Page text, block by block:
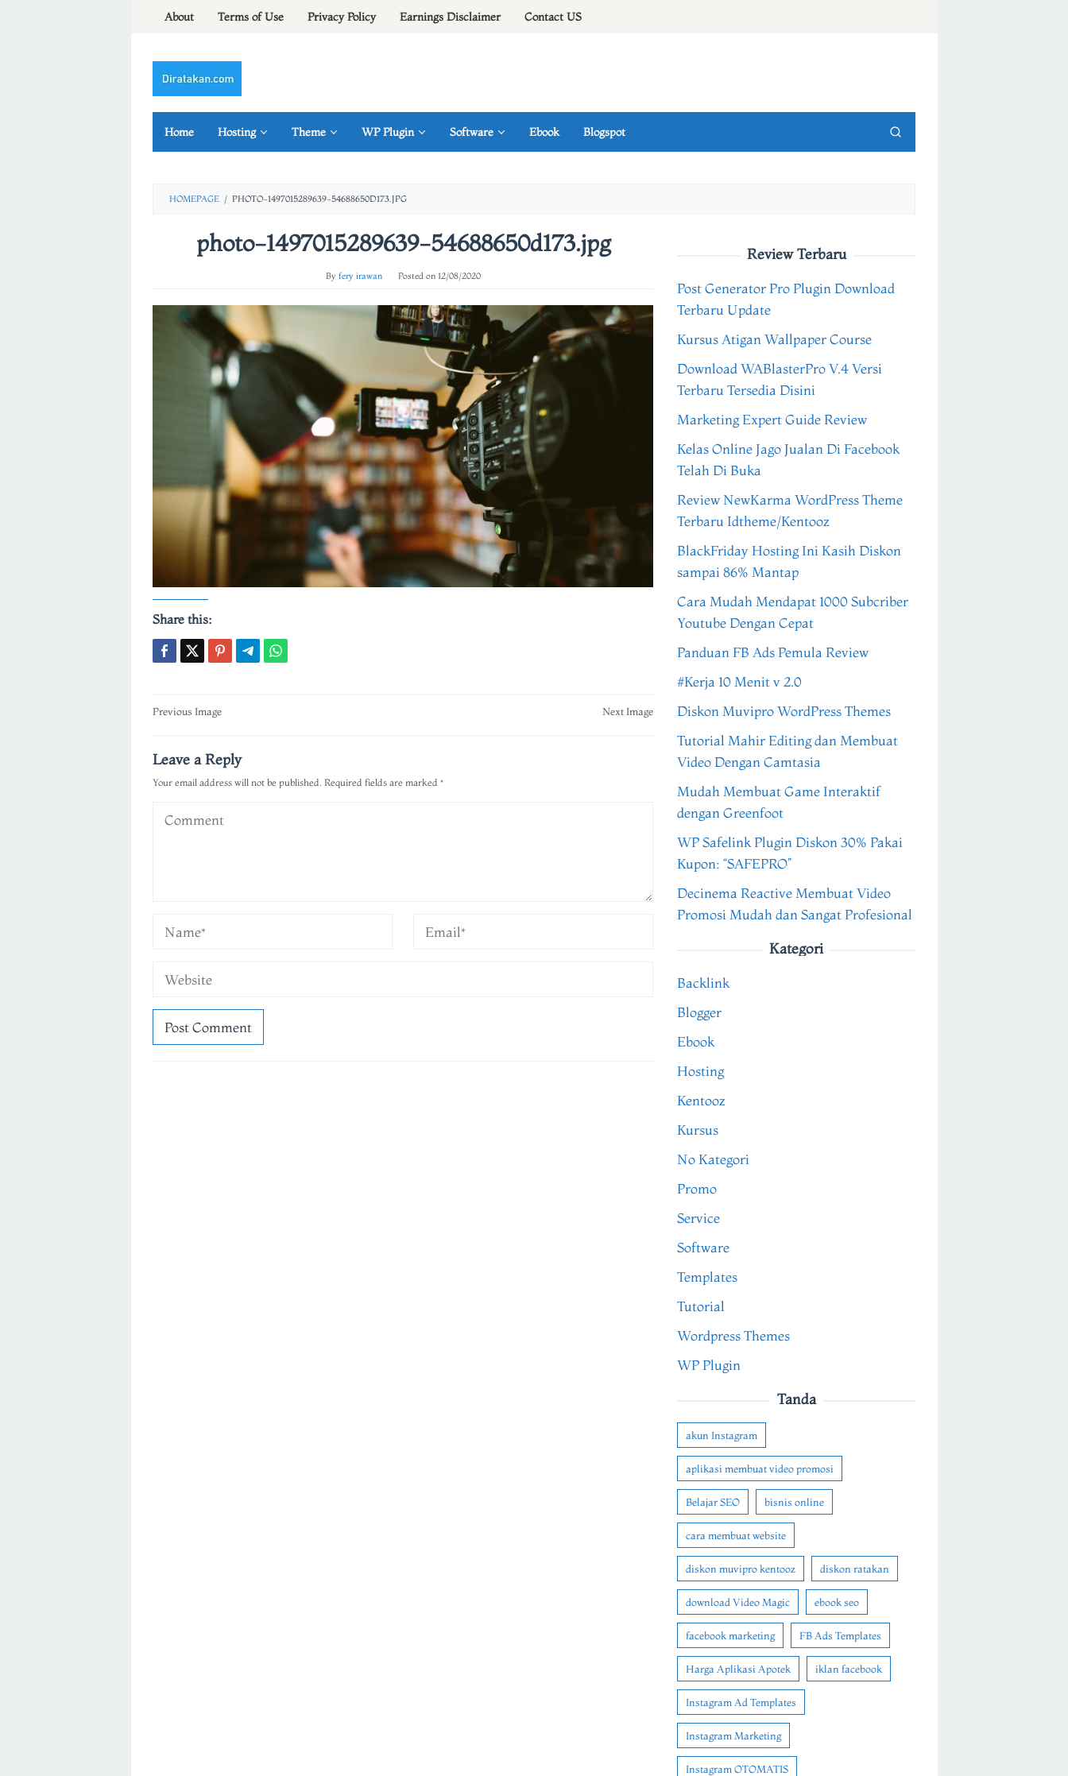
About Terms of Use Privacy Policy Earnings Disclaimer Contact US
Home Hosting Theme WP Plugin Software Ebook Blogspot
HOMEPAGE / PHOTO-1497015289639-54688650D173.JPG
photo-1497015289639-54688650d173.jpg
By fery irawan Posted on 12/08/2020
Share this:
Post
Previous Image Next Image
Leave a Reply
Your email address will not be published. Required fields are marked *
Review Terbaru
Post Generator Pro Plugin Download
Terbaru Update
Kursus Atigan Wallpaper Course
Download WABlasterPro V.4 Versi
Terbaru Tersedia Disini
Marketing Expert Guide Review
Kelas Online Jago Jualan Di Facebook
Telah Di Buka
Review NewKarma WordPress Theme
Terbaru Idtheme/Kentooz
BlackFriday Hosting Ini Kasih Diskon
sampai 86% Mantap
Cara Mudah Mendapat 1000 Subcriber
Youtube Dengan Cepat
Panduan FB Ads Pemula Review
#Kerja 10 Menit v 2.0
Diskon Muvipro WordPress Themes
Tutorial Mahir Editing dan Membuat
Video Dengan Camtasia
Mudah Membuat Game Interaktif
dengan Greenfoot
WP Safelink Plugin Diskon 30% Pakai
Kupon: “SAFEPRO”
Decinema Reactive Membuat Video
Promosi Mudah dan Sangat Profesional
Kategori
Backlink
Blogger
Ebook
Hosting
Kentooz
Kursus
No Kategori
Promo
Service
Software
Templates
Tutorial
Wordpress Themes
WP Plugin
Tanda
akun Instagram
aplikasi membuat video promosi
Belajar SEO bisnis online
cara membuat website
diskon muvipro kentooz diskon ratakan
download Video Magic ebook seo
facebook marketing FB Ads Templates
Harga Aplikasi Apotek iklan facebook
Instagram Ad Templates
Instagram Marketing
Instagram OTOMATIS